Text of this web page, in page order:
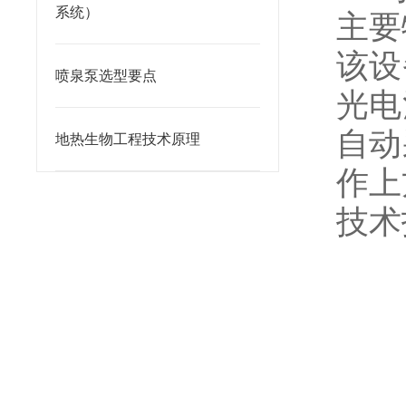
系统）
喷泉泵选型要点
地热生物工程技术原理
主
该
光
自
作
技